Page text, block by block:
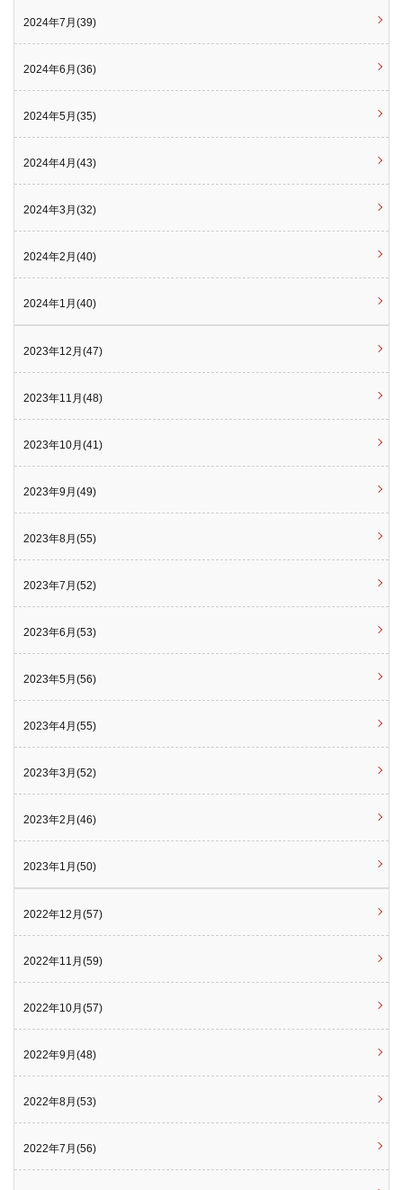
2024年7月(39)
2024年6月(36)
2024年5月(35)
2024年4月(43)
2024年3月(32)
2024年2月(40)
2024年1月(40)
2023年12月(47)
2023年11月(48)
2023年10月(41)
2023年9月(49)
2023年8月(55)
2023年7月(52)
2023年6月(53)
2023年5月(56)
2023年4月(55)
2023年3月(52)
2023年2月(46)
2023年1月(50)
2022年12月(57)
2022年11月(59)
2022年10月(57)
2022年9月(48)
2022年8月(53)
2022年7月(56)